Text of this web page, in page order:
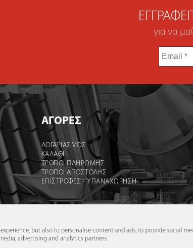
για να
ΑΓΟΡΕΣ
ΛΟΓΑΡΙΑΣΜΌΣ
ΚΑΛΆΘΙ
ΤΡΟΠΟΙ ΠΛΗΡΩΜΗΣ
ΤΡΟΠΟΙ ΑΠΟΣΤΟΛΉΣ
ΕΠΙΣΤΡΟΦΕΣ - ΥΠΑΝΑΧΩΡΗΣΗ
τιμές ισχύουν μόνο για το ηλεκτρονικό
but also to personalise content and ads, to provide social
advertising and analytics partners.